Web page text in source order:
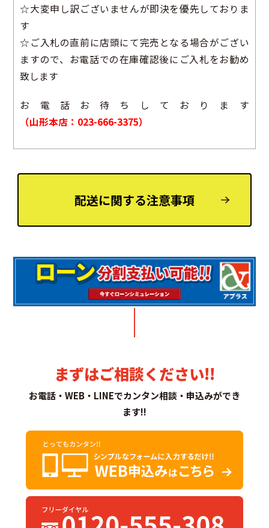
☆大変申し訳ございませんが即決を優先しておりま
す
☆ご入札の直前に店頭にて完売となる場合がござい
ますので、お電話での在庫確認後にご入札をお勧め
致します
お電話お待ちしております
（山形本店：023-666-3375）
配送に関する注意事項
まずはご相談ください!!
お電話・WEB・LINEでカンタン相談・申込みができ
ます!!